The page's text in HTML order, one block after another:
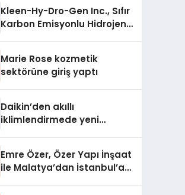
Kleen-Hy-Dro-Gen Inc., Sıfır
Karbon Emisyonlu Hidrojen
Aldı
Marie Rose kozmetik
sektörüne giriş yaptı
Daikin’den akıllı
iklimlendirmede yeni
Emre Özer, Özer Yapı İnşaat
ile Malatya’dan İstanbul’a